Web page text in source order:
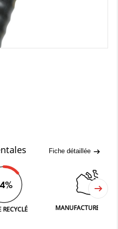
Fiche détaillée
MANUFACTURED IN FERGUS